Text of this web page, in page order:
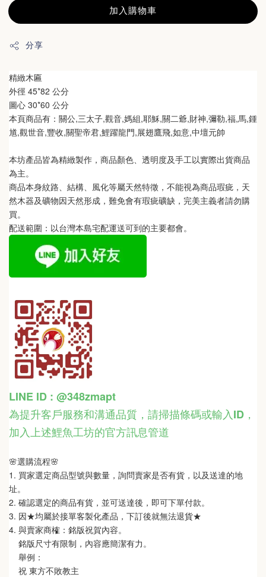
加入購物車
分享
精緻木匾
外徑 45*82 公分
圖心 30*60 公分
本頁商品有： 關公,三太子,觀音,媽組,耶穌,關二爺,財神,彌勒,福,馬,鍾
馗,觀世音,豐收,關聖帝君,鯉躍龍門,展翅鷹飛,如意,中壇元帥
本坊產品皆為精緻製作，商品顏色、透明度及手工以實際出貨商品
為主。
商品本身紋路、結構、風化等屬天然特徵，不能視為商品瑕疵，天
然木器及礦物因天然形成，難免會有瑕疵礦缺，完美主義者請勿購
買。
配送範圍：以台灣本島宅配運送可到的主要都會。
LINE ID : @348zmapt
為提升客戶服務和溝通品質，請掃描條碼或輸入ID ，
加入上述鯉魚工坊的官方訊息管道
🌸選購流程🌸
1. 買家選定商品型號與數量，詢問賣家是否有貨，以及送達的地
址。
2. 確認選定的商品有貨，並可送達後，即可下單付款。
3. 因★均屬於接單客製化產品，下訂後就無法退貨★
4. 與賣家商榷：銘版祝賀內容。
銘版尺寸有限制，內容應簡潔有力。
舉例：
祝 東方不敗教主